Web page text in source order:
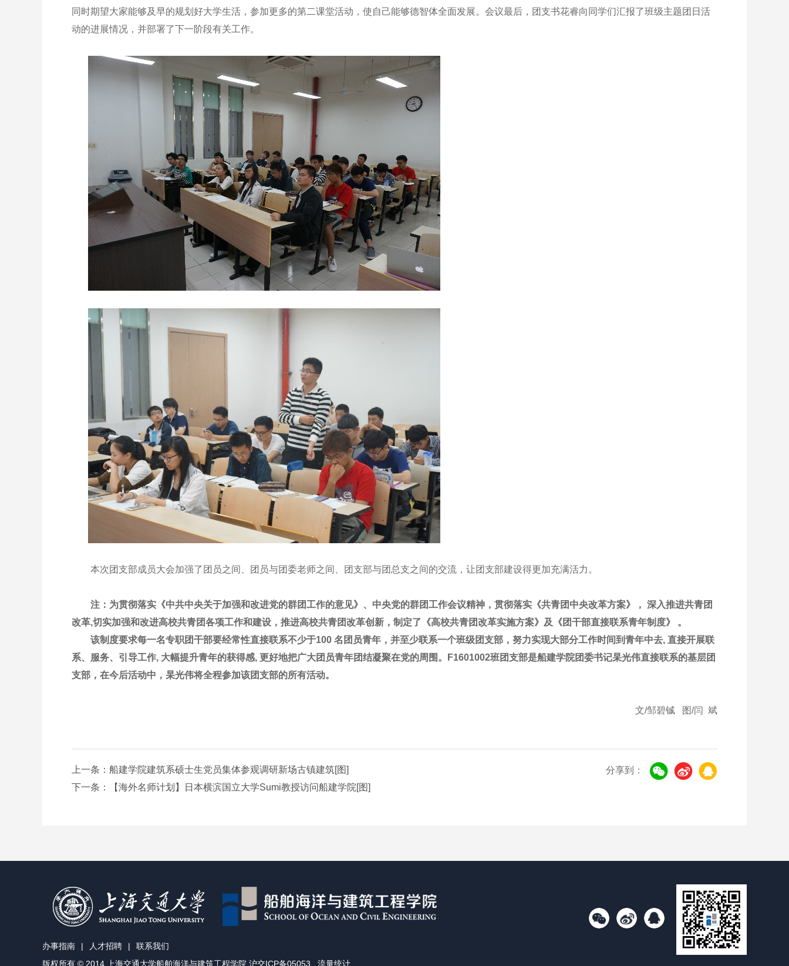
同时期望大家能够及早的规划好大学生活，参加更多的第二课堂活动，使自己能够德智体全面发展。会议最后，团支书花睿向同学们汇报了班级主题团日活
动的进展情况，并部署了下一阶段有关工作。
本次团支部成员大会加强了团员之间、团员与团委老师之间、团支部与团总支之间的交流，让团支部建设得更加充满活力。
注：为贯彻落实《中共中央关于加强和改进党的群团工作的意见》、中央党的群团工作会议精神，贯彻落实《共青团中央改革方案》， 深入推进共青团
改革,切实加强和改进高校共青团各项工作和建设，推进高校共青团改革创新，制定了《高校共青团改革实施方案》及《团干部直接联系青年制度》 。
该制度要求每一名专职团干部要经常性直接联系不少于100 名团员青年，并至少联系一个班级团支部，努力实现大部分工作时间到青年中去, 直接开展联
系、服务、引导工作, 大幅提升青年的获得感, 更好地把广大团员青年团结凝聚在党的周围。F1601002班团支部是船建学院团委书记杲光伟直接联系的基层团
支部，在今后活动中，杲光伟将全程参加该团支部的所有活动。
文/邹碧铖 图/闫 斌
上一条：船建学院建筑系硕士生党员集体参观调研新场古镇建筑[图]
下一条：【海外名师计划】日本横滨国立大学Sumi教授访问船建学院[图]
分享到：
办事指南 | 人才招聘 |
联系我们
版权所有 © 2014 上海交通大学船舶海洋与建筑工程学院 沪交ICP备05053 流量统计